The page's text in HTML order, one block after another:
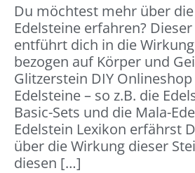
Du möchtest mehr über
Edelsteine erfahren?
entführt dich in die
bezogen auf Körper und
Glitzerstein DIY
Edelsteine – so z.B. die
Basic-Sets und die Mala-
Edelstein Lexikon erfährst
über die Wirkung dieser
diesen […]